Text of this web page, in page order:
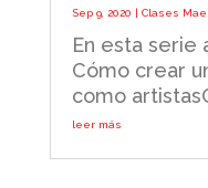
Sep 9, 2020 | Clases
En esta serie
Cómo crear
como
leer más